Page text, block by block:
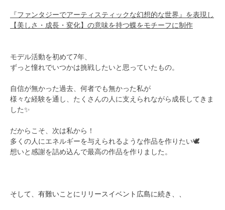
『ファンタジーでアーティスティックな幻想的な世界』を表現し
【美しさ・成長・変化】の意味を持つ蝶をモチーフに制作
モデル活動を初めて7年、
ずっと憧れでいつかは挑戦したいと思っていたもの。
自信が無かった過去、何者でも無かった私が
様々な経験を通し、たくさんの人に支えられながら成長してきま
した✨
だからこそ、次は私から！
多くの人にエネルギーを与えられるような作品を作りたい🕊
想いと感謝を詰め込んで最高の作品を作りました。
そして、有難いことにリリースイベント広島に続き、、